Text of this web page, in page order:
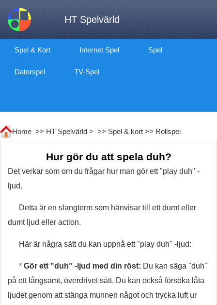
HT Spelvärld
Spel & Kort Internet Spel Spel
Datorspel TV-Spel
Home >> HT Spelvärld > >> Spel & kort >> Rollspel
Hur gör du att spela duh?
Det verkar som om du frågar hur man gör ett "play duh" -
ljud.
Detta är en slangterm som hänvisar till ett dumt eller
dumt ljud eller action.
Här är några sätt du kan uppnå ett "play duh" -ljud:
* Gör ett "duh" -ljud med din röst: Du kan säga "duh"
på ett långsamt, överdrivet sätt. Du kan också försöka låta
ljudet genom att stänga munnen något och trycka luft ur